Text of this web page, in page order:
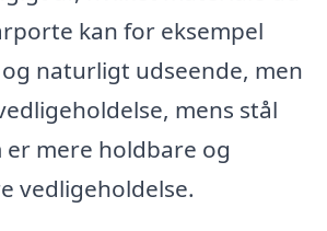
kan for eksempel
naturligt udseende, men
mens stål
mere holdbare og
vedligeholdelse.